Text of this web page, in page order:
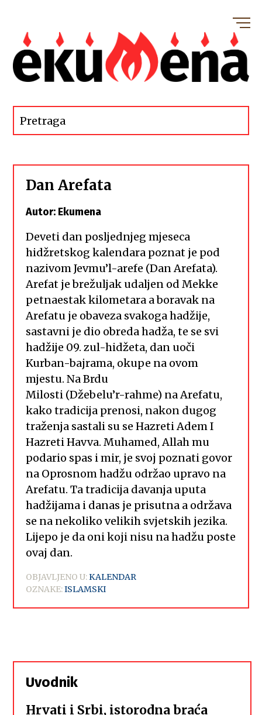
Dan Arefata
Autor: Ekumena
Deveti dan posljednjeg mjeseca
hidžretskog kalendara poznat je pod
nazivom Jevmu’l-arefe (Dan Arefata).
Arefat je brežuljak udaljen od Mekke
petnaestak kilometara a boravak na
Arefatu je obaveza svakoga hadžije,
sastavni je dio obreda hadža, te se svi
hadžije 09. zul-hidžeta, dan uoči
Kurban-bajrama, okupe na ovom
mjestu. Na Brdu
Milosti (Džebelu’r-rahme) na Arefatu,
kako tradicija prenosi, nakon dugog
traženja sastali su se Hazreti Adem I
Hazreti Havva. Muhamed, Allah mu
podario spas i mir, je svoj poznati govor
na Oprosnom hadžu održao upravo na
Arefatu. Ta tradicija davanja uputa
hadžijama i danas je prisutna a održava
se na nekoliko velikih svjetskih jezika.
Lijepo je da oni koji nisu na hadžu poste
ovaj dan.
OBJAVLJENO U:KALENDAR
OZNAKE:ISLAMSKI
Uvodnik
Hrvati i Srbi, istorodna braća